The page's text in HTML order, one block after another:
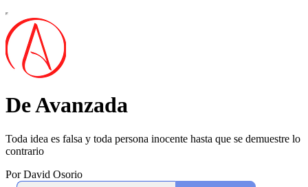
De Avanzada
Toda idea es falsa y toda persona inocente hasta que se demuestre lo
contrario
Por David Osorio